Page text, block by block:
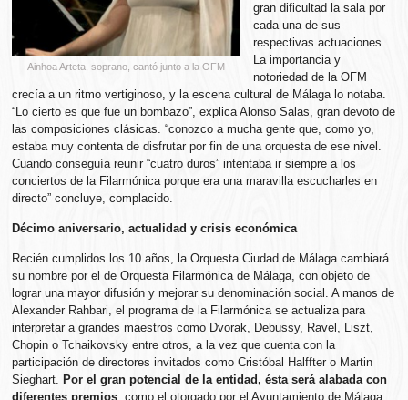
Ainhoa Arteta, soprano, cantó junto a la OFM
gran dificultad la sala por
cada una de sus
respectivas actuaciones.
La importancia y
notoriedad de la OFM
crecía a un ritmo vertiginoso, y la escena cultural de Málaga lo notaba.
“Lo cierto es que fue un bombazo”, explica Alonso Salas, gran devoto de
las composiciones clásicas. “conozco a mucha gente que, como yo,
estaba muy contenta de disfrutar por fin de una orquesta de ese nivel.
Cuando conseguía reunir “cuatro duros” intentaba ir siempre a los
conciertos de la Filarmónica porque era una maravilla escucharles en
directo” concluye, complacido.
Décimo aniversario, actualidad y crisis económica
Recién cumplidos los 10 años, la Orquesta Ciudad de Málaga cambiará
su nombre por el de Orquesta Filarmónica de Málaga, con objeto de
lograr una mayor difusión y mejorar su denominación social. A manos de
Alexander Rahbari, el programa de la Filarmónica se actualiza para
interpretar a grandes maestros como Dvorak, Debussy, Ravel, Liszt,
Chopin o Tchaikovsky entre otros, a la vez que cuenta con la
participación de directores invitados como Cristóbal Halffter o Martin
Sieghart. Por el gran potencial de la entidad, ésta será alabada con
diferentes premios , como el otorgado por el Ayuntamiento de Málaga